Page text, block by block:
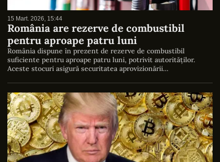
15 Mart. 2026, 15:44
România are rezerve de combustibil
pentru aproape patru luni
România dispune în prezent de rezerve de combustibil
suficiente pentru aproape patru luni, potrivit autorităților.
Aceste stocuri asigură securitatea aprovizionării…